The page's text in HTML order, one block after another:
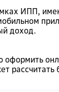
ИПП,
доход.